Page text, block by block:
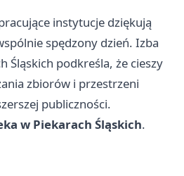
instytucje dziękują
spędzony dzień. Izba
Śląskich podkreśla, że cieszy
zbiorów i przestrzeni
publiczności.
w Piekarach Śląskich.